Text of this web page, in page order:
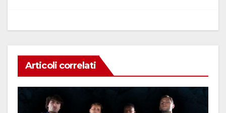
Articoli correlati